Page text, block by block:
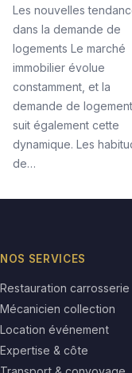
Les nouvelles
dans la demande de
logements Le marché
immobilier évolue
constamment, et la
demande de
suit également cette
dynamique. Les
de…
NOS SERVICES
Restauration carrosserie
Mécanicien collection
Location événement
Expertise & côte